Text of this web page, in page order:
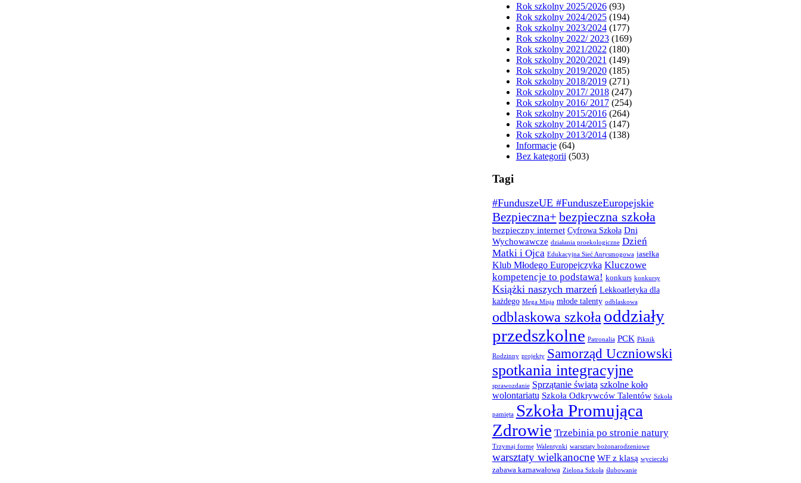
Rok szkolny 2025/2026(93)
Rok szkolny 2024/2025(194)
Rok szkolny 2023/2024(177)
Rok szkolny 2022/ 2023(169)
Rok szkolny 2021/2022 (180)
Rok szkolny 2020/2021 (149)
Rok szkolny 2019/2020(185)
Rok szkolny 2018/2019(271)
Rok szkolny 2017/ 2018(247)
Rok szkolny 2016/ 2017(254)
Rok szkolny 2015/2016(264)
Rok szkolny 2014/2015(147)
Rok szkolny 2013/2014(138)
Informacje(64)
Bez kategorii (503)
Tagi
#FunduszeUE #FunduszeEuropejskie
Bezpieczna+ bezpieczna szkoła
bezpieczny internet Cyfrowa Szkoła Dni
Wychowawcze działania proekologiczne Dzień
Matki i Ojca Edukacyjna Sieć Antysmogowa jasełka
Klub Młodego Europejczyka Kluczowe
kompetencje to podstawa! konkurs konkursy
Książki naszych marzeń Lekkoatletyka dla
każdego Mega Misja młode talenty odblaskowa
odblaskowa szkoła oddziały
przedszkolne Patronalia PCK Piknik
Rodzinny projekty Samorząd Uczniowski
spotkania integracyjne
sprawozdanie Sprzątanie świata szkolne koło
wolontariatu Szkoła Odkrywców Talentów Szkoła
pamięta Szkoła Promująca
Zdrowie Trzebinia po stronie natury
Trzymaj formę Walentynki warsztaty bożonarodzeniowe
warsztaty wielkanocne WF z klasą wycieczki
zabawa karnawałowa Zielona Szkoła ślubowanie